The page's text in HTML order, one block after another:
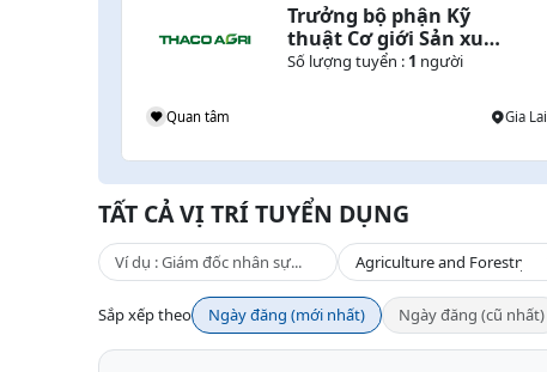
Trưởng bộ phận Kỹ
thuật Cơ giới Sản xuất
Trồng trọt Lúa & Cây
Số lượng tuyển : 1 người
Quan tâm Gia Lai
TẤT CẢ VỊ TRÍ TUYỂN DỤNG
Sắp xếp theo Ngày đăng (mới nhất) Ngày đăng (cũ nhất)